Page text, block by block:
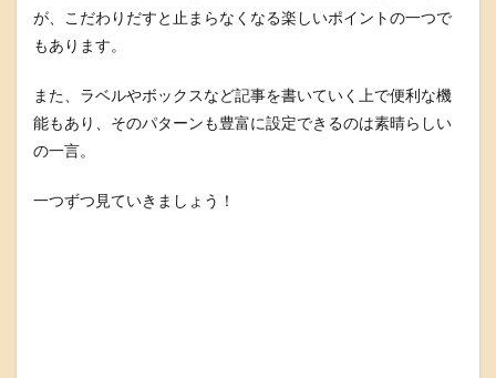
が、こだわりだすと止まらなくなる楽しいポイントの一つで
もあります。
また、ラベルやボックスなど記事を書いていく上で便利な機
能もあり、そのパターンも豊富に設定できるのは素晴らしい
の一言。
一つずつ見ていきましょう！